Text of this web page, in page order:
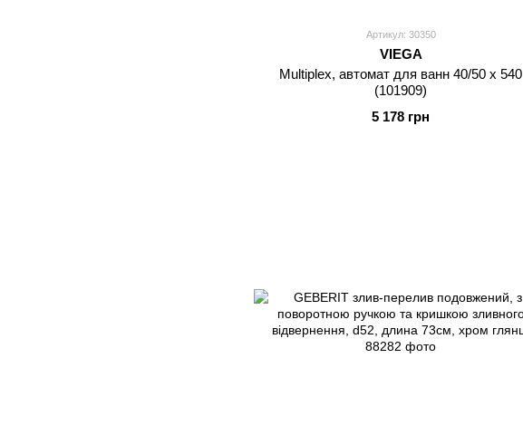
Артикул: 30350
VIEGA
Multiplex, автомат для ванн 40/50 х 540
(101909)
5 178 грн